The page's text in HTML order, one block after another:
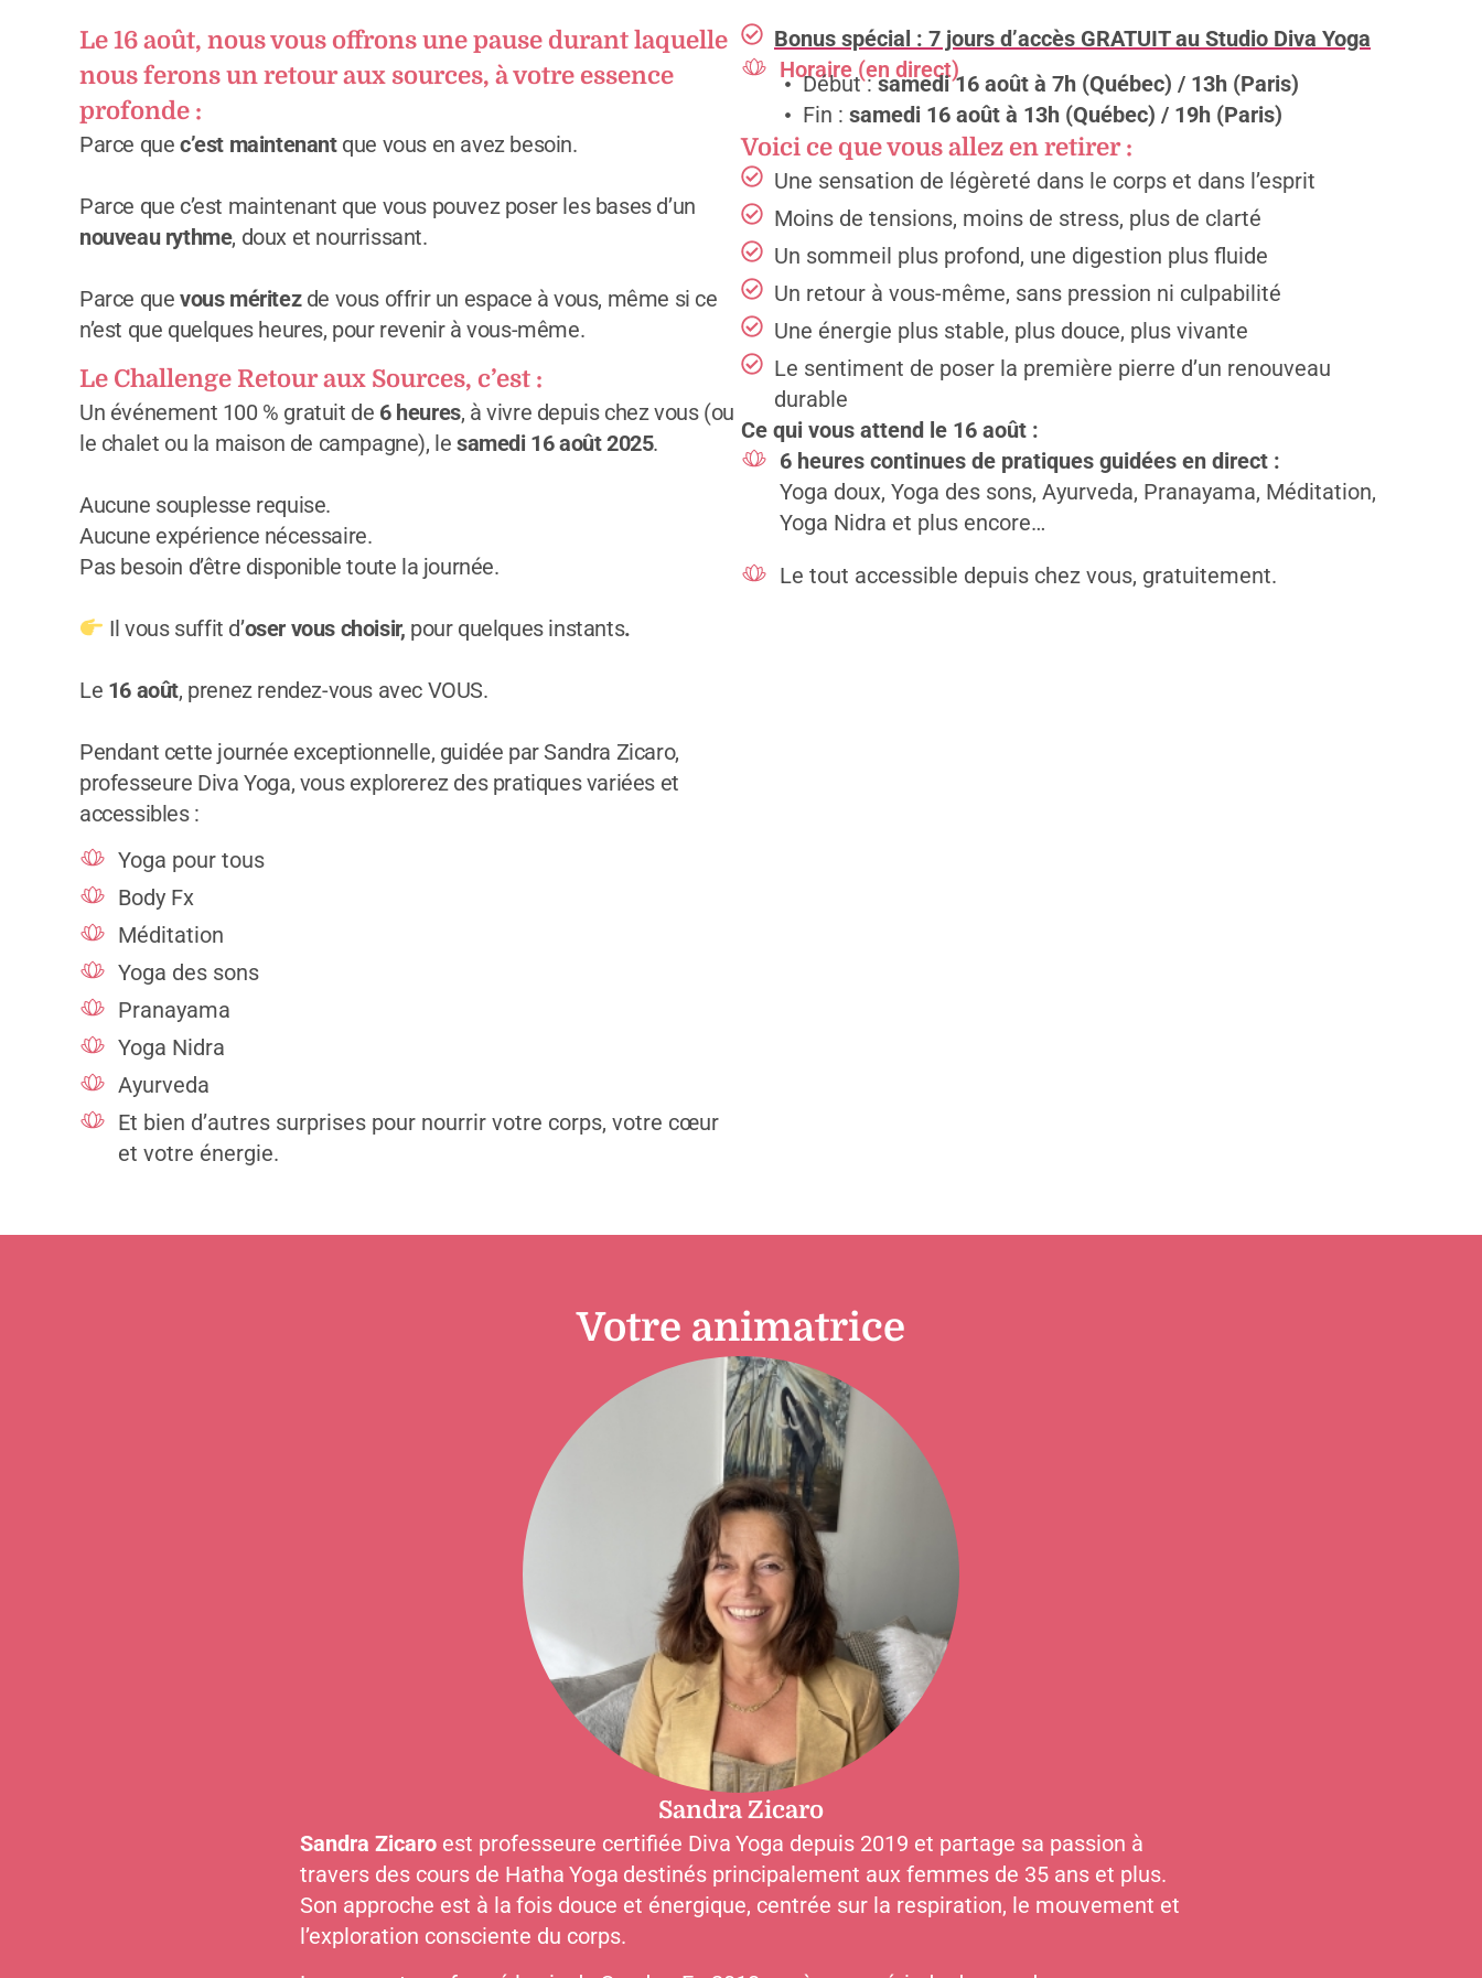
Le 16 août, nous vous offrons une pause durant laquelle
nous ferons un retour aux sources, à votre essence
profonde :
Parce que c’est maintenantque vous en avez besoin.
Parce que c’est maintenant que vous pouvez poser les bases d’un
nouveau rythme, doux et nourrissant.
Parce que vous méritezde vous offrir un espace à vous, même si ce
n’est que quelques heures, pour revenir à vous-même.
Le Challenge Retour aux Sources, c’est :
Un événement 100 % gratuit de 6 heures, à vivre depuis chez vous (ou
le chalet ou la maison de campagne), lesamedi 16 août 2025.
Aucune souplesse requise.
Aucune expérience nécessaire.
Pas besoin d’être disponible toute la journée.
Il vous suffit d’oser vous choisir, pour quelques instants.
Le 16 août, prenez rendez-vous avec VOUS.
Pendant cette journée exceptionnelle, guidée par Sandra Zicaro,
professeure Diva Yoga, vous explorerez des pratiques variées et
accessibles :
Yoga pour tous
Body Fx
Méditation
Yoga des sons
Pranayama
Yoga Nidra
Ayurveda
Et bien d’autres surprises pour nourrir votre corps, votre cœur
et votre énergie.
Bonus spécial : 7 jours d’accès GRATUIT au Studio Diva Yoga
Horaire (en direct)
Début :samedi 16 août à 7h (Québec) / 13h (Paris)
Fin :samedi 16 août à 13h (Québec) / 19h (Paris)
Voici ce que vous allez en retirer :
Une sensation de légèreté dans le corps et dans l’esprit
Moins de tensions, moins de stress, plus de clarté
Un sommeil plus profond, une digestion plus fluide
Un retour à vous-même, sans pression ni culpabilité
Une énergie plus stable, plus douce, plus vivante
Le sentiment de poser la première pierre d’un renouveau
durable
Ce qui vous attend le 16 août :
6 heures continues de pratiques guidées en direct :
Yoga doux, Yoga des sons, Ayurveda, Pranayama, Méditation,
Yoga Nidra et plus encore…
Le tout accessible depuis chez vous, gratuitement.
Votre animatrice
Sandra Zicaro
Sandra Zicaroest professeure certifiée Diva Yoga depuis 2019 et partage sa passion à
travers des cours de Hatha Yoga destinés principalement aux femmes de 35 ans et plus.
Son approche est à la fois douce et énergique, centrée sur la respiration, le mouvement et
l’exploration consciente du corps.